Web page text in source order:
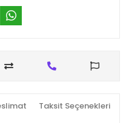
Taksit Seçenekleri